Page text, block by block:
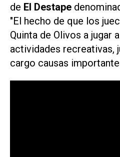
de El Destape
"El hecho de que los
Quinta de Olivos a jugar
actividades recreativas,
cargo causas